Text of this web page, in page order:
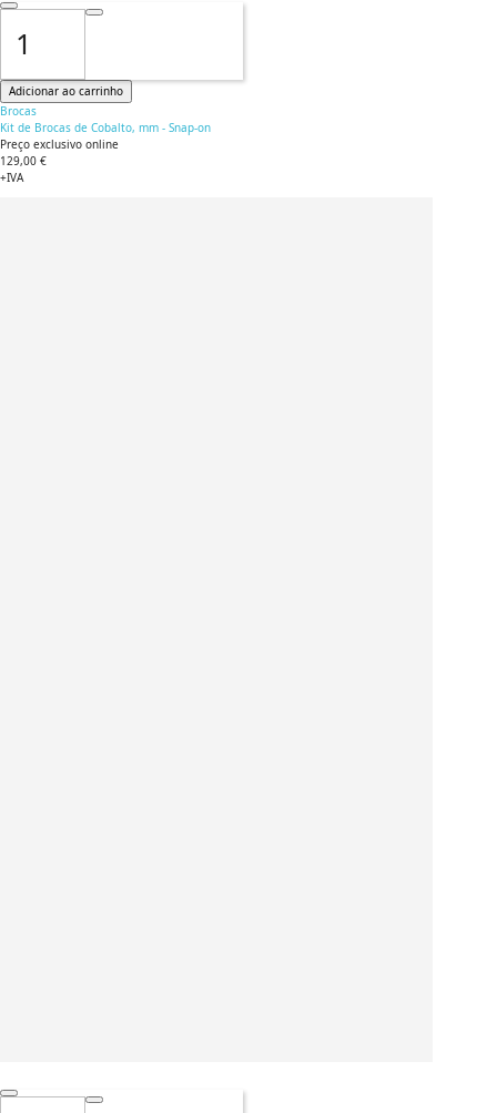
Adicionar ao carrinho
Brocas
Kit de Brocas de Cobalto, mm - Snap-on
Preço exclusivo online
129,00 €
+IVA